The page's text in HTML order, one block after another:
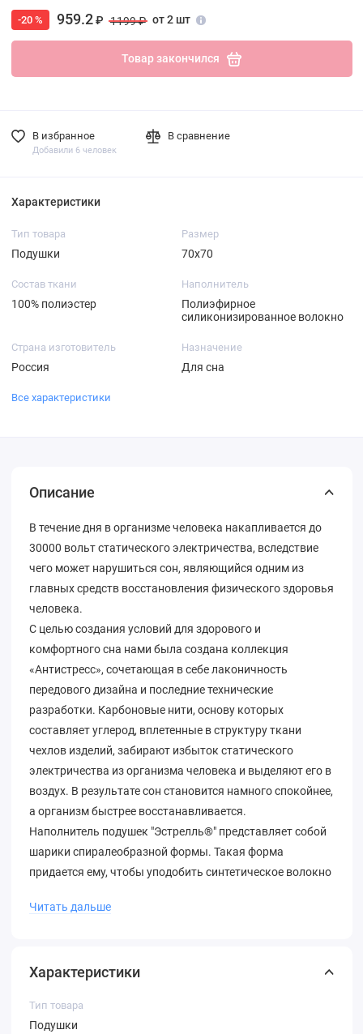
-20 % 959.2₽ 1199 ₽ от 2 шт
Товар закончился
В избранное
Добавили 6 человек
В сравнение
Характеристики
Тип товара
Подушки
Размер
70х70
Состав ткани
100% полиэстер
Наполнитель
Полиэфирное
силиконизированное волокно
Страна изготовитель
Россия
Назначение
Для сна
Все характеристики
Описание
В течение дня в организме человека накапливается до
30000 вольт статического электричества, вследствие
чего может нарушиться сон, являющийся одним из
главных средств восстановления физического здоровья
человека.
С целью создания условий для здорового и
комфортного сна нами была создана коллекция
«Антистресс», сочетающая в себе лаконичность
передового дизайна и последние технические
разработки. Карбоновые нити, основу которых
составляет углерод, вплетенные в структуру ткани
чехлов изделий, забирают избыток статического
электричества из организма человека и выделяют его в
воздух. В результате сон становится намного спокойнее,
а организм быстрее восстанавливается.
Наполнитель подушек "Эстрелль®" представляет собой
шарики спиралеобразной формы. Такая форма
придается ему, чтобы уподобить синтетическое волокно
обеспечивает максимально эффективное и удобное
быстрому эффективному отдыху после трудового дня.
стирке, быстро сохнут, при этом прекрасно сохраняют
Читать дальше
Характеристики
Тип товара
Подушки